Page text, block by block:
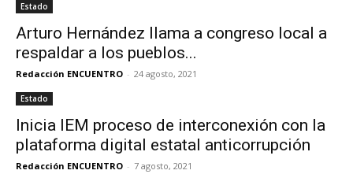
Estado
Arturo Hernández llama a congreso local a
respaldar a los pueblos...
Redacción ENCUENTRO - 24 agosto, 2021
Estado
Inicia IEM proceso de interconexión con la
plataforma digital estatal anticorrupción
Redacción ENCUENTRO - 7 agosto, 2021